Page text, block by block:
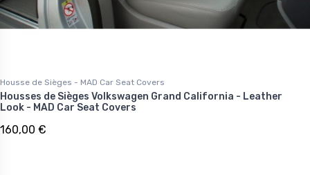
Housse de Sièges - MAD Car Seat Covers
Housses de Sièges Volkswagen Grand California - Leather
Look - MAD Car Seat Covers
160,00 €